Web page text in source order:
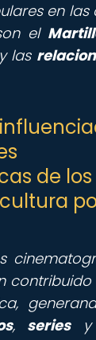
en
el
las
de los
, seriesy